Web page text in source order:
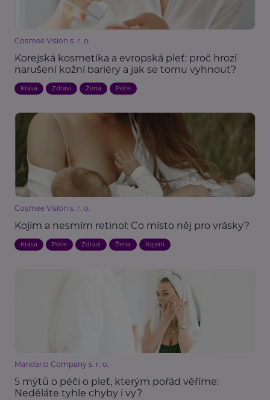
Cosmee Vision s. r. o.
Korejská kosmetika a evropská pleť: proč hrozí
narušení kožní bariéry a jak se tomu vyhnout?
Krása Zdraví Žena Péče
Cosmee Vision s. r. o.
Kojím a nesmím retinol: Co místo něj pro vrásky?
Krása Péče Zdraví Žena Kojení
Mandario Company s. r. o.
5 mýtů o péči o pleť, kterým pořád věříme:
Neděláte tyhle chyby i vy?